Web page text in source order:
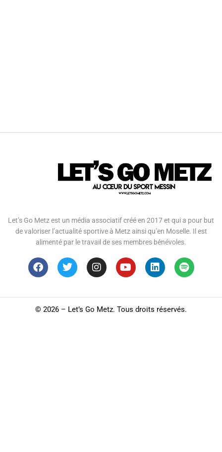
Let’s Go Metz est un média associatif créé en 2017 et qui a pour but
de valoriser l’actualité sportive à Metz ainsi qu’en Moselle. Il est
alimenté par le travail de ses membres bénévoles.
© 2026 – Let’s Go Metz. Tous droits réservés.